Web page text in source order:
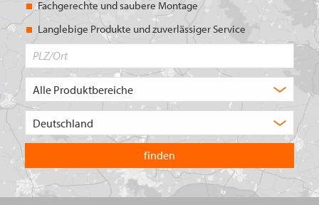
Fachgerechte und saubere Montage
Langlebige Produkte und zuverlässiger Service
in
welchem
Land
Sie
suchen